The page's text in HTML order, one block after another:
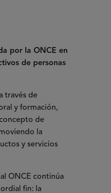
por la ONCE en
de personas
través de
y formación,
de
la
y servicios
ONCE continúa
fin: la